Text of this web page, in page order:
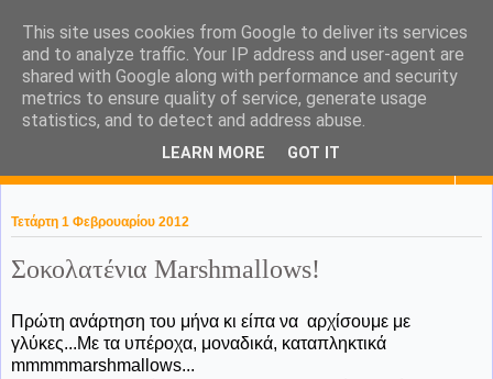
KaPa. Me without you...tea
without a biscuit!
Τετάρτη 1 Φεβρουαρίου 2012
Σοκολατένια Marshmallows!
Πρώτη ανάρτηση του μήνα κι είπα να αρχίσουμε με
γλύκες...Με τα υπέροχα, μοναδικά, καταπληκτικά
mmmmmarshmallows...
This site uses cookies from Google to deliver its services
and to analyze traffic. Your IP address and user-agent are
shared with Google along with performance and security
metrics to ensure quality of service, generate usage
statistics, and to detect and address abuse.
LEARN MORE GOT IT